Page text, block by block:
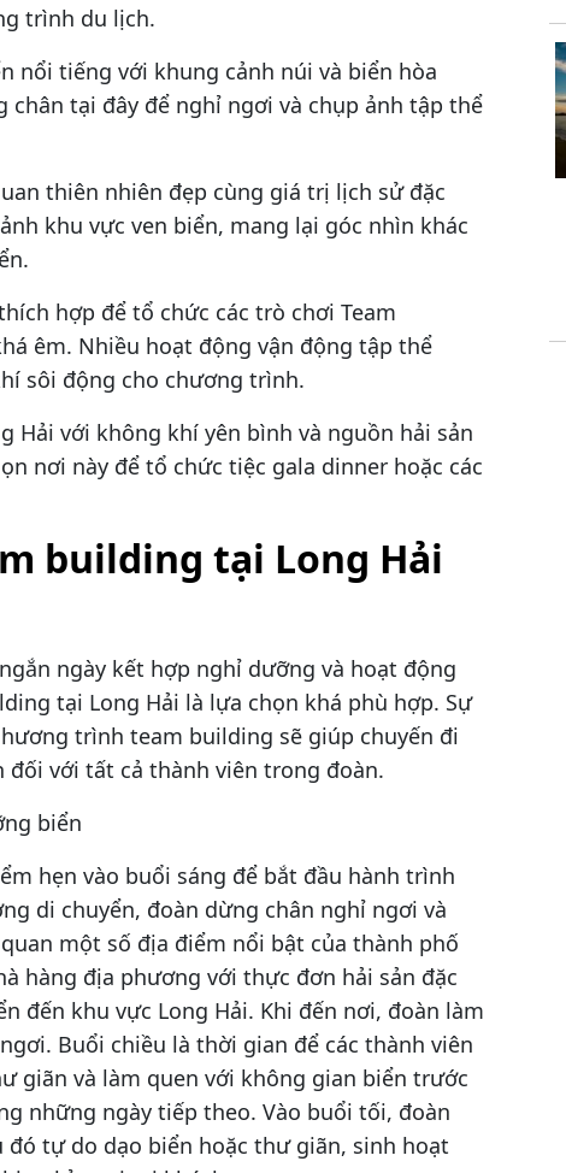
trình du lịch.
nổi tiếng với khung cảnh núi và biển hòa
tại đây để nghỉ ngơi và chụp ảnh tập thể
thiên nhiên đẹp cùng giá trị lịch sử đặc
khu vực ven biển, mang lại góc nhìn khác
hợp để tổ chức các trò chơi Team
êm. Nhiều hoạt động vận động tập thể
sôi động cho chương trình.
Hải với không khí yên bình và nguồn hải sản
nơi này để tổ chức tiệc gala dinner hoặc các
building tại Long Hải
ngày kết hợp nghỉ dưỡng và hoạt động
tại Long Hải là lựa chọn khá phù hợp. Sự
trình team building sẽ giúp chuyến đi
với tất cả thành viên trong đoàn.
biển
hẹn vào buổi sáng để bắt đầu hành trình
di chuyển, đoàn dừng chân nghỉ ngơi và
một số địa điểm nổi bật của thành phố
hàng địa phương với thực đơn hải sản đặc
đến khu vực Long Hải. Khi đến nơi, đoàn làm
Buổi chiều là thời gian để các thành viên
giãn và làm quen với không gian biển trước
những ngày tiếp theo. Vào buổi tối, đoàn
tự do dạo biển hoặc thư giãn, sinh hoạt